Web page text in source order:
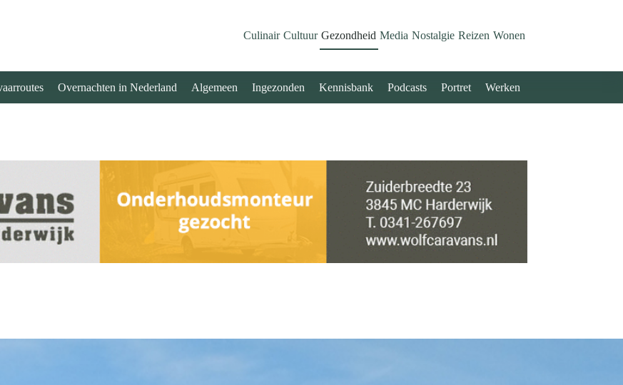
Culinair Cultuur Gezondheid Media Nostalgie Reizen Wonen
Overnachten in Nederland Algemeen Ingezonden Kennisbank Podcasts Portret Werken